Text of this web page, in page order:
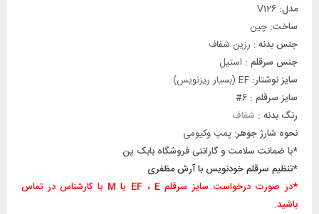
مدل:
ساخت: چین
جنس بدنه: رزین شفاف
جنس سرقلم : استیل
سایز نوشتار: EF (بسیار ریزنویس)
سایز سرقلم : 6#
رنگ بدنه : شفاف
نحوه شارژجوهر: پمپ وکیومی
*با ضمانت سلامت و گارانتی فروشگاه بابک پن
*تنظیم سرقلم خودنویس با آرش مظفری
*در صورت درخواست سایز سرقلم EF ، E یا M با کارشناس در تماس
باشید.